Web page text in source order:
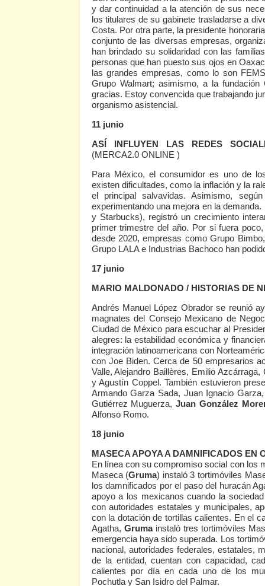
y dar continuidad a la atención de sus
los titulares de su gabinete trasladarse a
Costa. Por otra parte, la presidente
conjunto de las diversas empresas,
han brindado su solidaridad con las
personas que han puesto sus ojos en
las grandes empresas, como lo son
Grupo Walmart; asimismo, a la
gracias. Estoy convencida que trabajando
organismo asistencial.
11 junio
ASÍ INFLUYEN LAS REDES
(MERCA2.0 ONLINE )
Para México, el consumidor es uno de
existen dificultades, como la inflación y la
el principal salvavidas. Asimismo,
experimentando una mejora en la
y Starbucks), registró un crecimiento
primer trimestre del año. Por si fuera
desde 2020, empresas como Grupo
Grupo LALA e Industrias Bachoco han
17 junio
MARIO MALDONADO / HISTORIAS DE
Andrés Manuel López Obrador se reunió
magnates del Consejo Mexicano de
Ciudad de México para escuchar al
alegres: la estabilidad económica y
integración latinoamericana con
con Joe Biden. Cerca de 50 empresarios
Valle, Alejandro Baillères, Emilio
y Agustín Coppel. También estuvieron
Armando Garza Sada, Juan Ignacio
Gutiérrez Muguerza,Juan González
Alfonso Romo.
18 junio
MASECA APOYA A DAMNIFICADOS EN
En línea con su compromiso social con los
Maseca (Gruma) instaló 3 tortimóviles
los damnificados por el paso del huracán
apoyo a los mexicanos cuando la
con autoridades estatales y municipales,
con la dotación de tortillas calientes. En el
Agatha, Gruma instaló tres tortimóviles
emergencia haya sido superada. Los
nacional, autoridades federales, estatales,
de la entidad, cuentan con capacidad,
calientes por día en cada uno de los
Pochutla y San Isidro del Palmar.